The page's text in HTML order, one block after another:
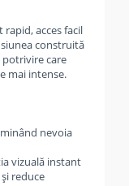
acces facil
construită
care
mai intense.
nevoia
vizuală instant
reduce